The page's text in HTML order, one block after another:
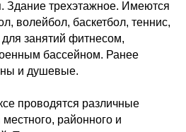
Здание трехэтажное. Имеются
волейбол, баскетбол, теннис,
занятий фитнесом,
бассейном. Ранее
и душевые.
проводятся различные
районного и